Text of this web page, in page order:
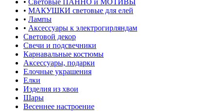
• Световые ПАННО и МОТИВЫ
• МАКУШКИ световые для елей
• Лампы
• Аксессуары к электрогирляндам
Световой декор
Свечи и подсвечники
Карнавальные костюмы
Аксессуары, подарки
Елочные украшения
Елки
Изделия из хвои
Шары
Весеннее настроение